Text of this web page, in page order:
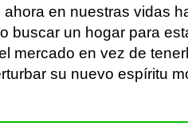
en nuestras vidas
buscar un hogar para
mercado en vez de
su nuevo espíritu